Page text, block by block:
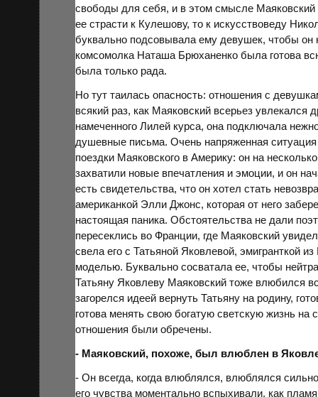
свободы для себя, и в этом смысле
ее страсти к Кулешову, то к искусствоведу
буквально подсовывала ему девушек, чтобы он
комсомолка Наташа Брюханенко была готова
была только рада.
Но тут таилась опасность: отношения с
всякий раз, как Маяковский всерьез увлекался
намеченного Лилей курса, она подключала
душевные письма. Очень напряженная
поездки Маяковского в Америку: он на
захватили новые впечатления и эмоции, и он
есть свидетельства, что он хотел стать
американкой Элли Джонс, которая от него
настоящая паника. Обстоятельства не дали
пересеклись во Франции, где Маяковский
свела его с Татьяной Яковлевой, эмигранткой из
моделью. Буквально сосватала ее, чтобы
Татьяну Яковлеву Маяковский тоже влюбился
загорелся идеей вернуть Татьяну на родину,
готова менять свою богатую светскую жизнь
отношения были обречены.
- Маяковский, похоже, был влюблен в
- Он всегда, когда влюблялся, влюблялся
его чувства моментально вспыхивали, как